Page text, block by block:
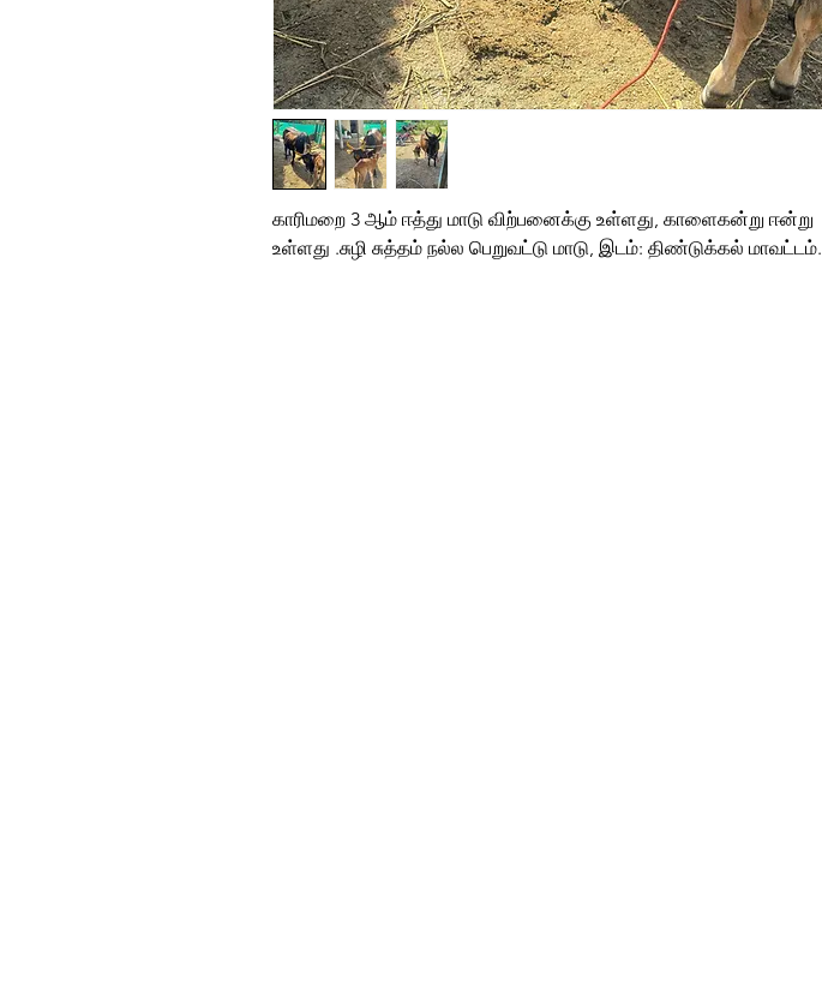
காரிமறை 3 ஆம் ஈத்து மாடு விற்பனைக்கு உள்ளது, காளைகன்று ஈன்று
உள்ளது .சுழி சுத்தம் நல்ல பெறுவட்டு மாடு, இடம்: திண்டுக்கல் மாவட்டம்.